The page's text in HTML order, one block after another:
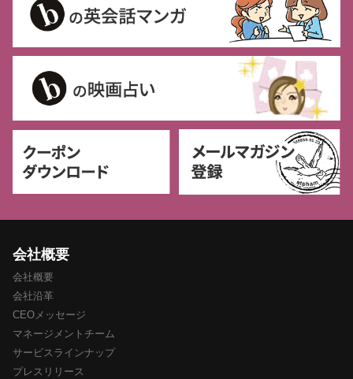
会社概要
会社概要
会社沿革
CEOメッセージ
マネージメントチーム
サービスラインナップ
プレスリリース